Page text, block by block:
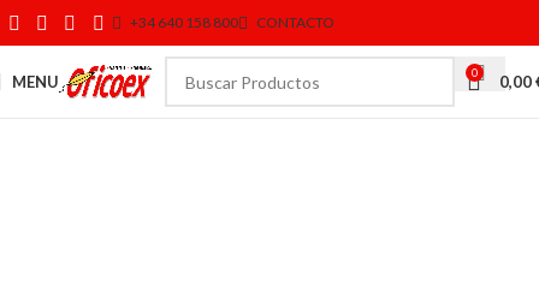
+34 640 158 800 CONTACTO
MENU 0 0,00